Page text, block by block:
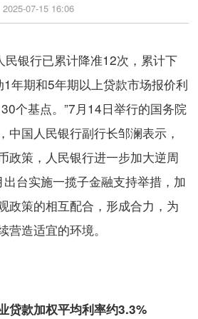
2025-07-15 16:06
银行已累计降准12次，累计下
年期和5年期以上贷款市场报价利
个基点。”7月14日举行的国务院
中国人民银行副行长邹澜表示，
政策，人民银行进一步加大逆周
台实施一揽子金融支持举措，加
政策的相互配合，形成合力，为
造适宜的环境。
贷款加权平均利率约3.3%